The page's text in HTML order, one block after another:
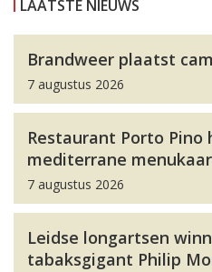
LAATSTE NIEUWS
Brandweer plaatst
7 augustus 2026
Restaurant Porto
mediterrane
7 augustus 2026
Leidse longartsen
tabaksgigant Philip